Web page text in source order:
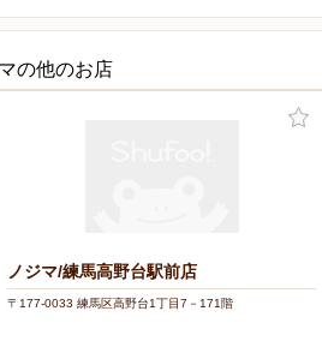
の他のお店
ノジマ/練馬高野台駅前店
〒177-0033 練馬区高野台1丁目7－171階